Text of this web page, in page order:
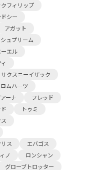
フィリップ
シー
アガット
シュプリーム
エル
サクスニーイザック
ムハーツ
ーナ
フレッド
トゥミ
ス
エバゴス
ノ
ロンシャン
グローブトロッター